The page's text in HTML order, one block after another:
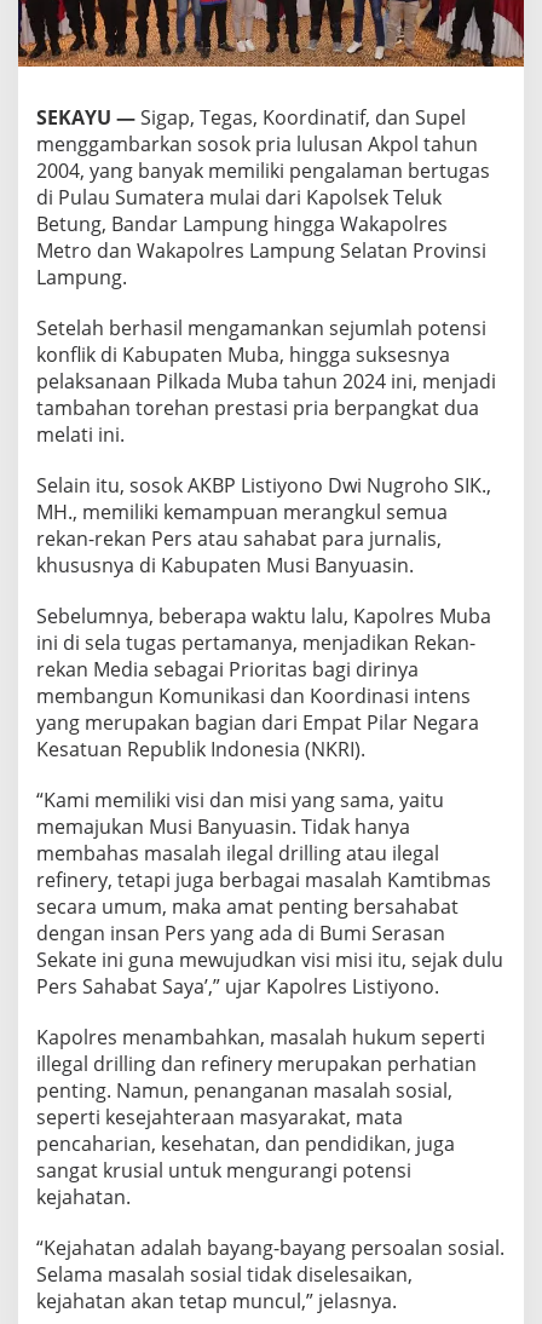
D
u
l
e
r
s
'
S
a
h
a
t
S
a
y
SEKAYU —Sigap, Tegas, Koordinatif, dan Supel
menggambarkan sosok pria lulusan Akpol tahun
2004, yang banyak memiliki pengalaman bertugas
di Pulau Sumatera mulai dari Kapolsek Teluk
Betung, Bandar Lampung hingga Wakapolres
Metro dan Wakapolres Lampung Selatan Provinsi
Lampung.
Setelah berhasil mengamankan sejumlah potensi
konflik di Kabupaten Muba, hingga suksesnya
pelaksanaan Pilkada Muba tahun 2024 ini, menjadi
tambahan torehan prestasi pria berpangkat dua
melati ini.
Selain itu, sosok AKBP Listiyono Dwi Nugroho SIK.,
MH., memiliki kemampuan merangkul semua
rekan-rekan Pers atau sahabat para jurnalis,
khususnya di Kabupaten Musi Banyuasin.
Sebelumnya, beberapa waktu lalu, Kapolres Muba
ini di sela tugas pertamanya, menjadikan Rekan-
rekan Media sebagai Prioritas bagi dirinya
membangun Komunikasi dan Koordinasi intens
yang merupakan bagian dari Empat Pilar Negara
Kesatuan Republik Indonesia (NKRI).
“Kami memiliki visi dan misi yang sama, yaitu
memajukan Musi Banyuasin. Tidak hanya
membahas masalah ilegal drilling atau ilegal
refinery, tetapi juga berbagai masalah Kamtibmas
secara umum, maka amat penting bersahabat
dengan insan Pers yang ada di Bumi Serasan
Sekate ini guna mewujudkan visi misi itu, sejak dulu
Pers Sahabat Saya’,” ujar Kapolres Listiyono.
Kapolres menambahkan, masalah hukum seperti
illegal drilling dan refinery merupakan perhatian
penting. Namun, penanganan masalah sosial,
seperti kesejahteraan masyarakat, mata
pencaharian, kesehatan, dan pendidikan, juga
sangat krusial untuk mengurangi potensi
kejahatan.
“Kejahatan adalah bayang-bayang persoalan sosial.
Selama masalah sosial tidak diselesaikan,
kejahatan akan tetap muncul,” jelasnya.